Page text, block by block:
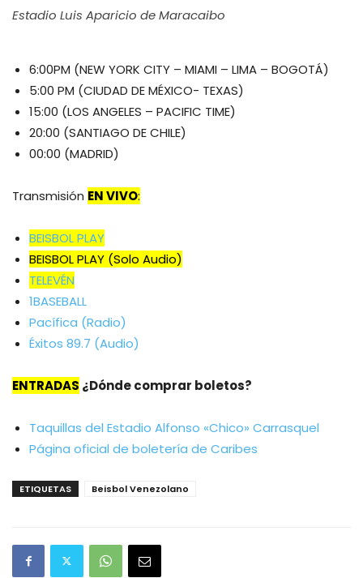
Estadio Luis Aparicio de Maracaibo
6:00PM (NEW YORK CITY – MIAMI – LIMA – BOGOTÁ)
5:00 PM (CIUDAD DE MÉXICO- TEXAS)
15:00 (LOS ANGELES – PACIFIC TIME)
20:00 (SANTIAGO DE CHILE)
00:00 (MADRID)
Transmisión EN VIVO:
BEISBOL PLAY
BEISBOL PLAY (Solo Audio)
TELEVÉN
1BASEBALL
Pacífica (Radio)
Éxitos 89.7 (Audio)
ENTRADAS ¿Dónde comprar boletos?
Taquillas del Estadio Alfonso «Chico» Carrasquel
Página oficial de boletería de Caribes
ETIQUETAS Beisbol Venezolano